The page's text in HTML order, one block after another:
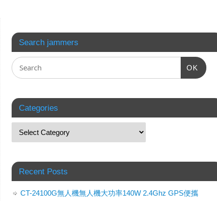
Search jammers
OK
Categories
Recent Posts
CT-24100G無人機無人機大功率140W 2.4Ghz GPS便攜